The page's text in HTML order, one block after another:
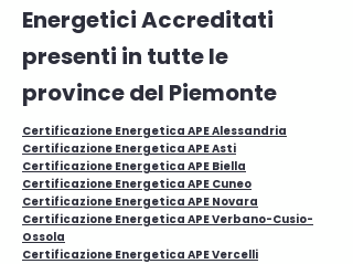
Energetici Accreditati
presenti in tutte le
province del Piemonte
Certificazione Energetica APE Alessandria
Certificazione Energetica APE Asti
Certificazione Energetica APE Biella
Certificazione Energetica APE Cuneo
Certificazione Energetica APE Novara
Certificazione Energetica APE Verbano-Cusio-
Ossola
Certificazione Energetica APE Vercelli